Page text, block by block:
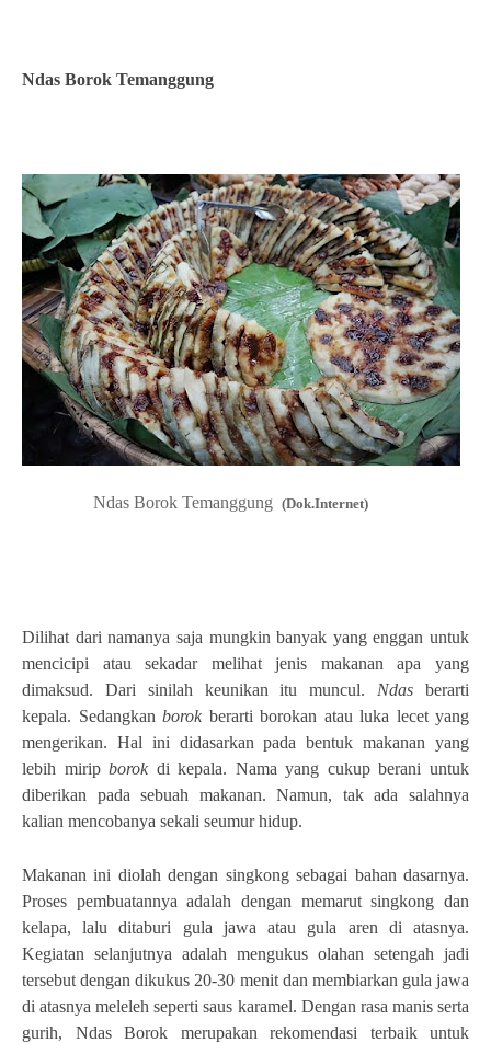
Ndas Borok Temanggung
Ndas Borok Temanggung (Dok.Internet)
Dilihat dari namanya saja mungkin banyak yang enggan untuk
mencicipi atau sekadar melihat jenis makanan apa yang
dimaksud. Dari sinilah keunikan itu muncul. Ndas berarti
kepala. Sedangkan borok berarti borokan atau luka lecet yang
mengerikan. Hal ini didasarkan pada bentuk makanan yang
lebih miripborok di kepala. Nama yang cukup berani untuk
diberikan pada sebuah makanan. Namun, tak ada salahnya
kalian mencobanya sekali seumur hidup.
Makanan ini diolah dengan singkong sebagai bahan dasarnya.
Proses pembuatannya adalah dengan memarut singkong dan
kelapa, lalu ditaburi gula jawa atau gula aren di atasnya.
Kegiatan selanjutnya adalah mengukus olahan setengah jadi
tersebut dengan dikukus 20-30 menit dan membiarkan gula jawa
di atasnya meleleh seperti saus karamel. Dengan rasa manis serta
gurih, Ndas Borok merupakan rekomendasi terbaik untuk